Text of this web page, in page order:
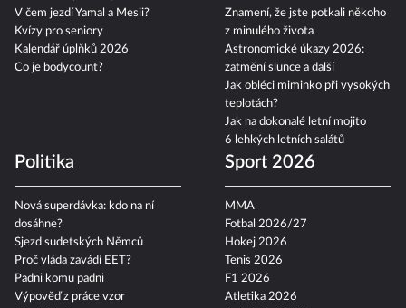
V čem jezdí Yamal a Mesii?
Kvízy pro seniory
Kalendář úplňků 2026
Co je bodycount?
Znamení, že jste potkali někoho
z minulého života
Astronomické úkazy 2026:
zatmění slunce a další
Jak obléci miminko při vysokých
teplotách?
Jak na dokonalé letní mojito
6 lehkých letních salátů
Politika
Nová superdávka: kdo na ní
dosáhne?
Sjezd sudetských Němců
Proč vláda zavádí EET?
Padni komu padni
Výpověď z práce vzor
Sport 2026
MMA
Fotbal 2026/27
Hokej 2026
Tenis 2026
F1 2026
Atletika 2026